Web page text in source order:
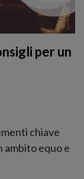
per un
chiave
ambito equo e